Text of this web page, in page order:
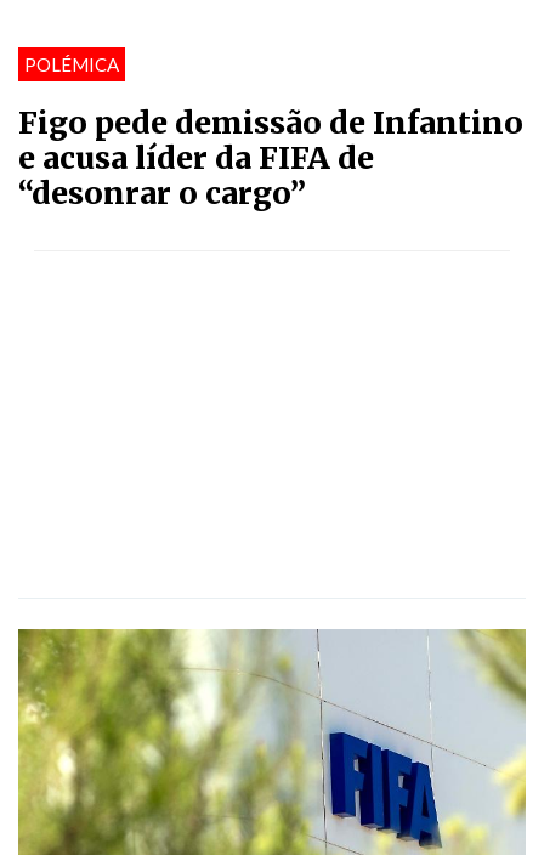
POLÉMICA
Figo pede demissão de Infantino
e acusa líder da FIFA de
“desonrar o cargo”